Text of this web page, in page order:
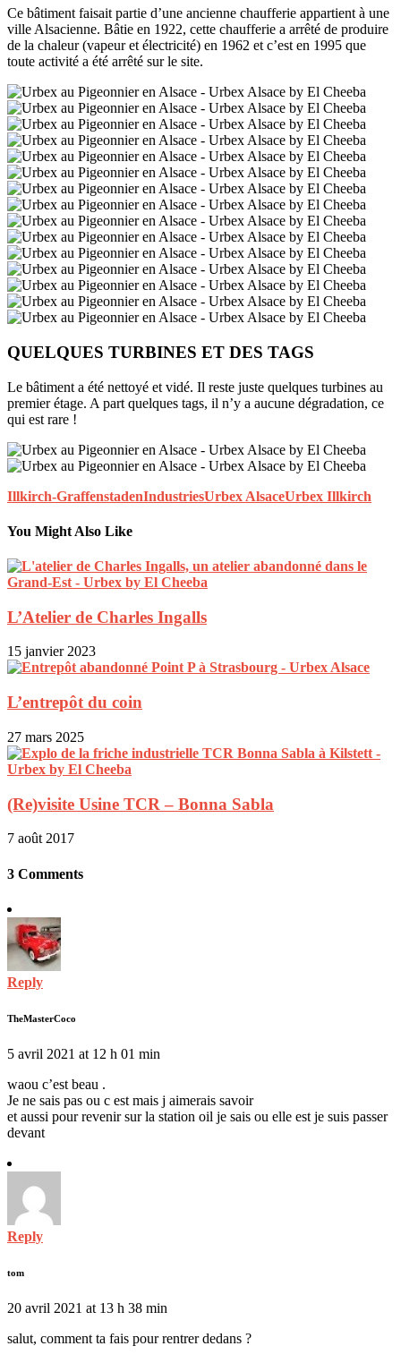
Ce bâtiment faisait partie d’une ancienne chaufferie appartient à une
ville Alsacienne. Bâtie en 1922, cette chaufferie a arrêté de produire
de la chaleur (vapeur et électricité) en 1962 et c’est en 1995 que
toute activité a été arrêté sur le site.
QUELQUES TURBINES ET DES TAGS
Le bâtiment a été nettoyé et vidé. Il reste juste quelques turbines au
premier étage. A part quelques tags, il n’y a aucune dégradation, ce
qui est rare !
Illkirch-GraffenstadenIndustriesUrbex AlsaceUrbex Illkirch
You Might Also Like
L’Atelier de Charles Ingalls
15 janvier 2023
L’entrepôt du coin
27 mars 2025
(Re)visite Usine TCR – Bonna Sabla
7 août 2017
3 Comments
Reply
TheMasterCoco
5 avril 2021 at 12 h 01 min
waou c’est beau .
Je ne sais pas ou c est mais j aimerais savoir
et aussi pour revenir sur la station oil je sais ou elle est je suis passer
devant
Reply
tom
20 avril 2021 at 13 h 38 min
salut, comment ta fais pour rentrer dedans ?